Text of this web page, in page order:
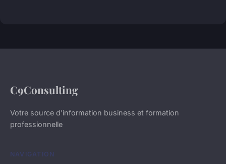
C9Consulting
Votre source d'information business et formation
professionnelle
NAVIGATION